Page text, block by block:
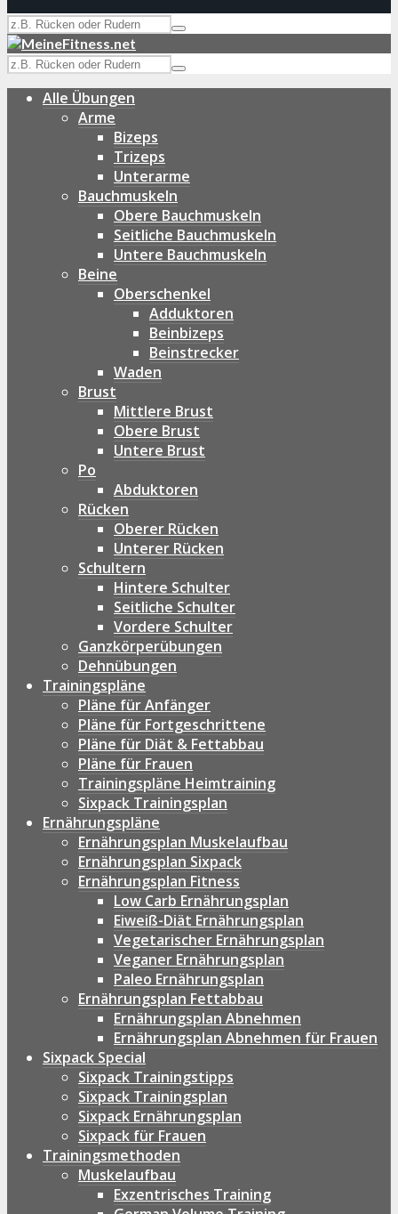
Alle Übungen
Arme
Bizeps
Trizeps
Unterarme
Bauchmuskeln
Obere Bauchmuskeln
Seitliche Bauchmuskeln
Untere Bauchmuskeln
Beine
Oberschenkel
Adduktoren
Beinbizeps
Beinstrecker
Waden
Brust
Mittlere Brust
Obere Brust
Untere Brust
Po
Abduktoren
Rücken
Oberer Rücken
Unterer Rücken
Schultern
Hintere Schulter
Seitliche Schulter
Vordere Schulter
Ganzkörperübungen
Dehnübungen
Trainingspläne
Pläne für Anfänger
Pläne für Fortgeschrittene
Pläne für Diät & Fettabbau
Pläne für Frauen
Trainingspläne Heimtraining
Sixpack Trainingsplan
Ernährungspläne
Ernährungsplan Muskelaufbau
Ernährungsplan Sixpack
Ernährungsplan Fitness
Low Carb Ernährungsplan
Eiweiß-Diät Ernährungsplan
Vegetarischer Ernährungsplan
Veganer Ernährungsplan
Paleo Ernährungsplan
Ernährungsplan Fettabbau
Ernährungsplan Abnehmen
Ernährungsplan Abnehmen für Frauen
Sixpack Special
Sixpack Trainingstipps
Sixpack Trainingsplan
Sixpack Ernährungsplan
Sixpack für Frauen
Trainingsmethoden
Muskelaufbau
Exzentrisches Training